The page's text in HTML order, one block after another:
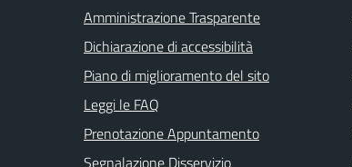
Amministrazione Trasparente
Dichiarazione di accessibilità
Piano di miglioramento del sito
Leggi le FAQ
Prenotazione Appuntamento
Segnalazione Disservizio